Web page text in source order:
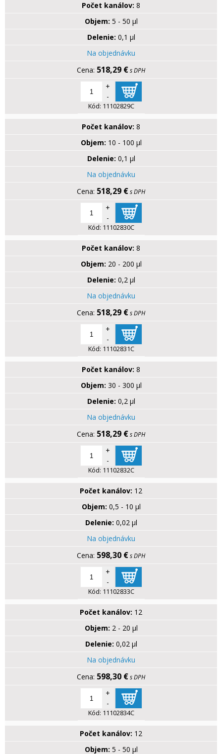
Počet kanálov: 8
Objem: 5 - 50 µl
Delenie: 0,1 µl
Na objednávku
518,29 €s DPH
+
-
Kód: 11102829C
Počet kanálov: 8
Objem: 10 - 100 µl
Delenie: 0,1 µl
Na objednávku
518,29 €s DPH
+
-
Kód: 11102830C
Počet kanálov: 8
Objem: 20 - 200 µl
Delenie: 0,2 µl
Na objednávku
518,29 €s DPH
+
-
Kód: 11102831C
Počet kanálov: 8
Objem: 30 - 300 µl
Delenie: 0,2 µl
Na objednávku
518,29 €s DPH
+
-
Kód: 11102832C
Počet kanálov: 12
Objem: 0,5 - 10 µl
Delenie: 0,02 µl
Na objednávku
598,30 €s DPH
+
-
Kód: 11102833C
Počet kanálov: 12
Objem: 2 - 20 µl
Delenie: 0,02 µl
Na objednávku
598,30 €s DPH
+
-
Kód: 11102834C
Počet kanálov: 12
Objem: 5 - 50 µl